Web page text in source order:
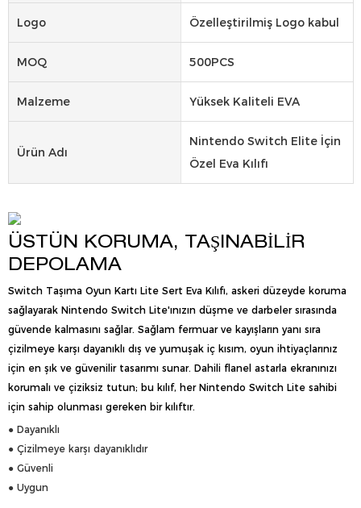
Logo Özelleştirilmiş Logo kabul
MOQ 500PCS
Malzeme Yüksek Kaliteli EVA
Ürün Adı
Nintendo Switch Elite İçin
Özel Eva Kılıfı
ÜSTÜN KORUMA, TAŞINABILIR
DEPOLAMA
Switch Taşıma Oyun Kartı Lite Sert Eva Kılıfı, askeri düzeyde koruma
sağlayarak Nintendo Switch Lite'ınızın düşme ve darbeler sırasında
güvende kalmasını sağlar. Sağlam fermuar ve kayışların yanı sıra
çizilmeye karşı dayanıklı dış ve yumuşak iç kısım, oyun ihtiyaçlarınız
için en şık ve güvenilir tasarımı sunar. Dahili flanel astarla ekranınızı
korumalı ve çiziksiz tutun; bu kılıf, her Nintendo Switch Lite sahibi
için sahip olunması gereken bir kılıftır.
● Dayanıklı
● Çizilmeye karşı dayanıklıdır
● Güvenli
● Uygun